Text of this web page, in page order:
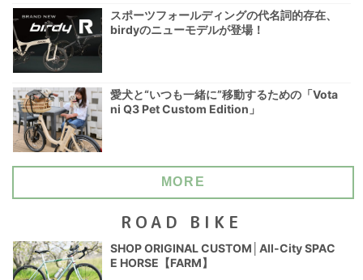
スポーツフォールディングの代名詞的存在、
birdyのニューモデルが登場！
愛犬と“いつも一緒に”移動するための「Vota
ni Q3 Pet Custom Edition」
MORE
ROAD BIKE
SHOP ORIGINAL CUSTOM│All-City SPAC
E HORSE【FARM】